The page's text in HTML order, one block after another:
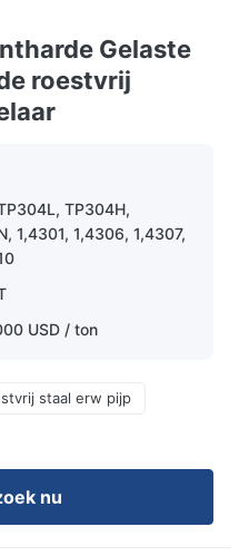
Gelaste
roestvrij
TP304H,
1,4301, 1,4306, 1,4307,
USD / ton
staal erw pijp
nu